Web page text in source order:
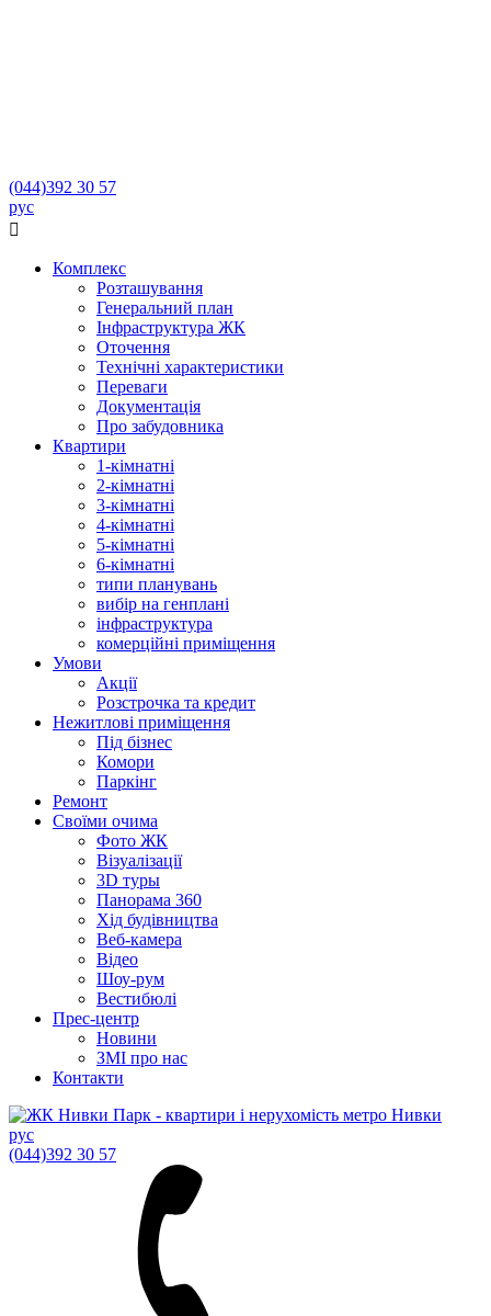
(044)392 30 57
рус

Комплекс
Розташування
Генеральний план
Інфраструктура ЖК
Оточення
Технічні характеристики
Переваги
Документація
Про забудовника
Квартири
1-кімнатні
2-кімнатні
3-кімнатні
4-кімнатні
5-кімнатні
6-кімнатні
типи планувань
вибір на генплані
інфраструктура
комерційні приміщення
Умови
Акції
Розстрочка та кредит
Нежитлові приміщення
Під бізнес
Комори
Паркінг
Ремонт
Своїми очима
Фото ЖК
Візуалізації
3D туры
Панорама 360
Хід будівництва
Веб-камера
Відео
Шоу-рум
Вестибюлі
Прес-центр
Новини
ЗМІ про нас
Контакти
рус
(044)392 30 57